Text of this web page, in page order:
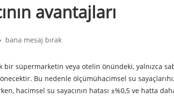
avantajları
bana mesaj bırak
bir süpermarketin veya otelin önündeki,
Bu nedenle ölçümühacimsel su sayaçları
hacimsel su sayacının hatası ±%0,5 ve hatta